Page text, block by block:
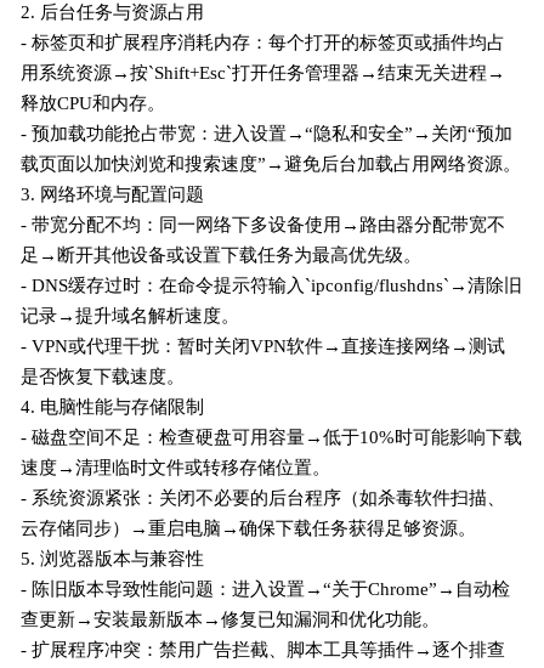
2. 后台任务与资源占用
- 标签页和扩展程序消耗内存：每个打开的标签页或插件均占
用系统资源→按`Shift+Esc`打开任务管理器→结束无关进程→
释放CPU和内存。
- 预加载功能抢占带宽：进入设置→“隐私和安全”→关闭“预加
载页面以加快浏览和搜索速度”→避免后台加载占用网络资源。
3. 网络环境与配置问题
- 带宽分配不均：同一网络下多设备使用→路由器分配带宽不
足→断开其他设备或设置下载任务为最高优先级。
- DNS缓存过时：在命令提示符输入`ipconfig/flushdns`→清除旧
记录→提升域名解析速度。
- VPN或代理干扰：暂时关闭VPN软件→直接连接网络→测试
是否恢复下载速度。
4. 电脑性能与存储限制
- 磁盘空间不足：检查硬盘可用容量→低于10%时可能影响下载
速度→清理临时文件或转移存储位置。
- 系统资源紧张：关闭不必要的后台程序（如杀毒软件扫描、
云存储同步）→重启电脑→确保下载任务获得足够资源。
5. 浏览器版本与兼容性
- 陈旧版本导致性能问题：进入设置→“关于Chrome”→自动检
查更新→安装最新版本→修复已知漏洞和优化功能。
- 扩展程序冲突：禁用广告拦截、脚本工具等插件→逐个排查